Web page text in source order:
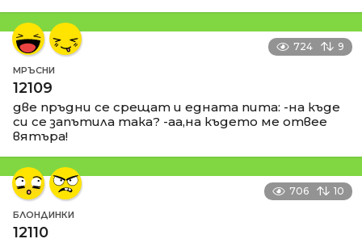
724 9
МРЪСНИ
12109
две пръдни се срещат и едната пита: -на къде
си се запътила така? -аа,на където ме отвее
вятъра!
706 10
БЛОНДИНКИ
12110